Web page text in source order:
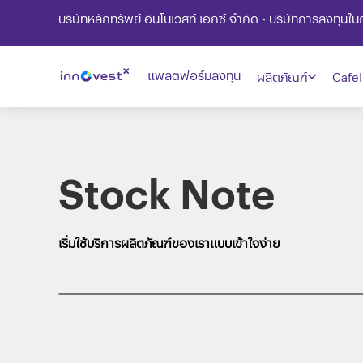
บริษัทหลักทรัพย์ อินโนเวสท์ เอกซ์ จำกัด - บริษัทการลงทุนใ
แพลตฟอร์มลงทุน ผลิตภัณฑ์
Stock Note
เริ่มใช้บริการผลิตภัณฑ์ของเราแบบเข้าใจง่าย